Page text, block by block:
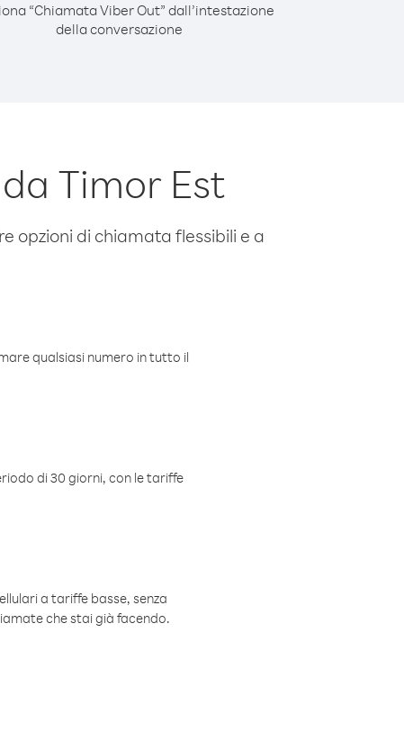
“Chiamata Viber Out” dall’intestazione
della conversazione
Timor Est
opzioni di chiamata flessibili e a
qualsiasi numero in tutto il
di 30 giorni, con le tariffe
a tariffe basse, senza
che stai già facendo.